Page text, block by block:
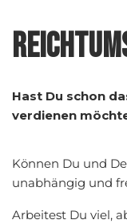
Hast Du schon
verdienen
Können Du und
unabhängig und
Arbeitest Du viel,